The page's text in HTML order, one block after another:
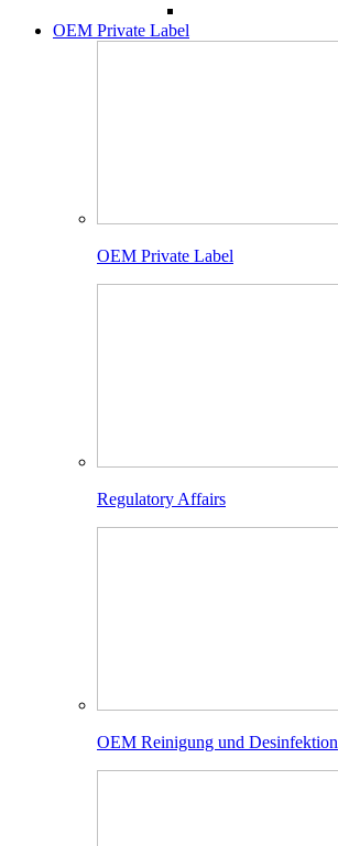
OEM Private Label
OEM Private Label
Regulatory Affairs
OEM Reinigung und Desinfektion